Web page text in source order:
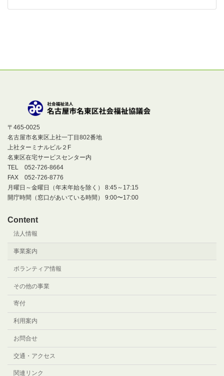
〒465-0025
名古屋市名東区上社一丁目802番地
上社ターミナルビル２F
名東区在宅サービスセンター内
TEL 052-726-8664
FAX 052-726-8776
月曜日～金曜日（年末年始を除く） 8:45～17:15
開庁時間（窓口があいている時間） 9:00〜17:00
Content
法人情報
事業案内
ボランティア情報
その他の事業
寄付
利用案内
お問合せ
交通・アクセス
関連リンク